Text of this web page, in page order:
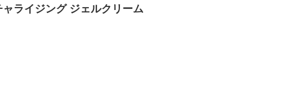
ライジング ジェルクリーム